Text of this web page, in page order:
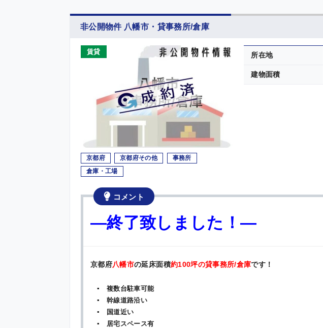
非公開物件 八幡市・貸事務所/倉庫
賃貸
京都府 京都府その他
事務所
倉庫・工場
所在地
建物面積
コメント
—終了致しました！—
京都府八幡市の延床面積約100坪の貸事務所/倉庫です！
▪ 複数台駐車可能
▪ 幹線道路沿い
▪ 国道近い
▪ 居宅スペース有